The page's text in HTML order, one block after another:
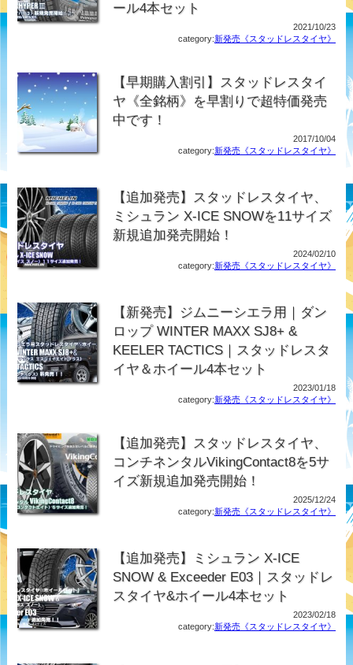
ール4本セット
2021/10/23
category:新発売《スタッドレスタイヤ》
【早期購入割引】スタッドレスタイ
ヤ《全銘柄》を早割りで超特価発売
中です！
2017/10/04
category:新発売《スタッドレスタイヤ》
【追加発売】スタッドレスタイヤ、
ミシュラン X-ICE SNOWを11サイズ
新規追加発売開始！
2024/02/10
category:新発売《スタッドレスタイヤ》
【新発売】ジムニーシエラ用｜ダン
ロップ WINTER MAXX SJ8+ &
KEELER TACTICS｜スタッドレスタ
イヤ＆ホイール4本セット
2023/01/18
category:新発売《スタッドレスタイヤ》
【追加発売】スタッドレスタイヤ、
コンチネンタルVikingContact8を5サ
イズ新規追加発売開始！
2025/12/24
category:新発売《スタッドレスタイヤ》
【追加発売】ミシュラン X-ICE
SNOW & Exceeder E03｜スタッドレ
スタイヤ&ホイール4本セット
2023/02/18
category:新発売《スタッドレスタイヤ》